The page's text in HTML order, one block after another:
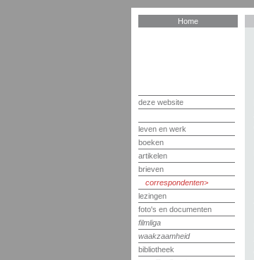
Home
deze website
leven en werk
boeken
artikelen
brieven
correspondenten
lezingen
foto's en documenten
filmliga
waakzaamheid
bibliotheek